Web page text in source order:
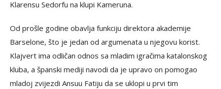
Klarensu Sedorfu na klupi Kameruna.
Od prošle godine obavlja funkciju direktora akademije
Barselone, što je jedan od argumenata u njegovu korist.
Klajvert ima odličan odnos sa mladim igračima katalonskog
kluba, a španski mediji navodi da je upravo on pomogao
mladoj zvijezdi Ansuu Fatiju da se uklopi u prvi tim